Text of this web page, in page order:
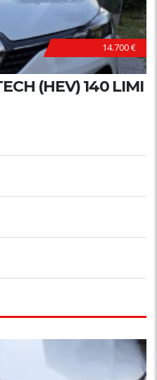
14.700 €
(HEV) 140 LIMI